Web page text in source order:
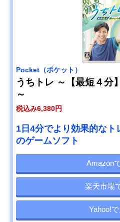
Pocket（ポケット）
うちトレ ～【最短４分
～
税込み6,380円
1日4分でより効果的なト
のゲームソフト
Amazon
楽天市場
Yahoo!